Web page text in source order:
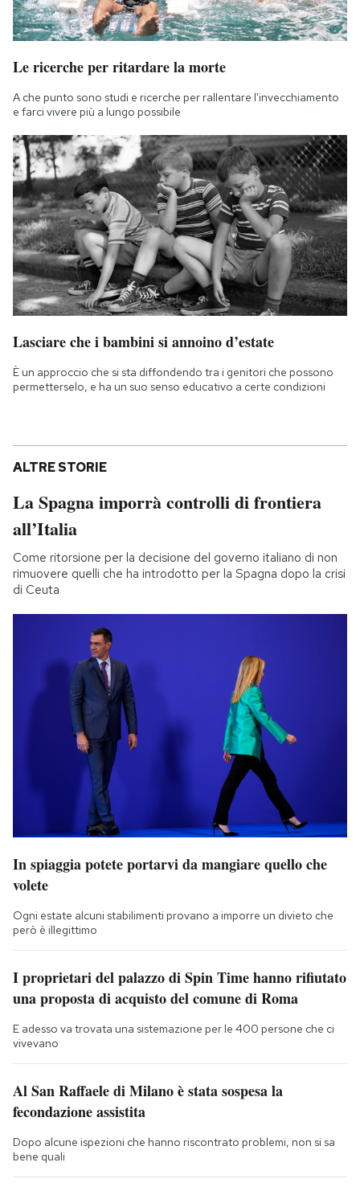
Le ricerche per ritardare la morte
A che punto sono studi e ricerche per rallentare l'invecchiamento
e farci vivere più a lungo possibile
Lasciare che i bambini si annoino d’estate
È un approccio che si sta diffondendo tra i genitori che possono
permetterselo, e ha un suo senso educativo a certe condizioni
ALTRE STORIE
La Spagna imporrà controlli di frontiera
all’Italia
Come ritorsione per la decisione del governo italiano di non
rimuovere quelli che ha introdotto per la Spagna dopo la crisi
di Ceuta
In spiaggia potete portarvi da mangiare quello che
volete
Ogni estate alcuni stabilimenti provano a imporre un divieto che
però è illegittimo
I proprietari del palazzo di Spin Time hanno rifiutato
una proposta di acquisto del comune di Roma
E adesso va trovata una sistemazione per le 400 persone che ci
vivevano
Al San Raffaele di Milano è stata sospesa la
fecondazione assistita
Dopo alcune ispezioni che hanno riscontrato problemi, non si sa
bene quali